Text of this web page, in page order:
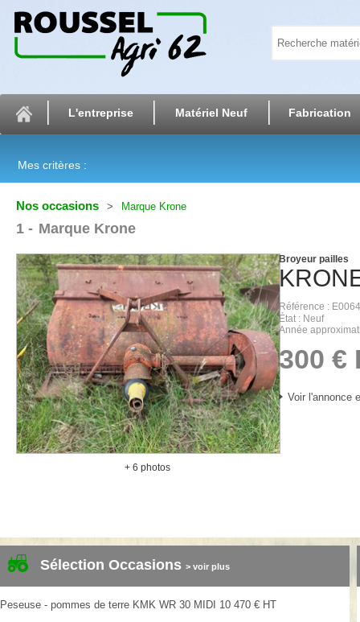
L'entreprise Matériel Neuf Fabrication
Mes critères :
Nos occasions Marque Krone
1 Marque Krone
+ 6 photos
Broyeur pailles
Référence
État
Neuf
Année
300 €
Voir l'annonce
Sélection Occasions > voir plus
Peseuse - pommes de terre KMK WR 30 MIDI 10 470 € HT